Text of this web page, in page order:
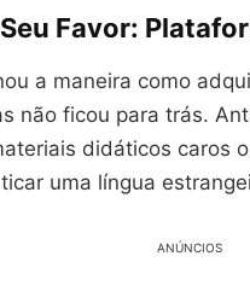
Favor:
a maneira como
não ficou para trás.
didáticos caros
uma língua
ANÚNCIOS